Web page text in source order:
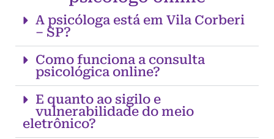
A psicóloga está em Vila Corberi
– SP?
Como funciona a consulta
psicológica online?
E quanto ao sigilo e
vulnerabilidade do meio
eletrônico?